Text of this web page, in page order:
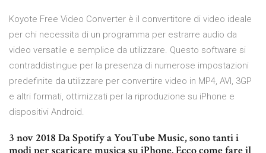
Koyote Free Video Converter è il convertitore di video ideale
per chi necessita di un programma per estrarre audio da
video versatile e semplice da utilizzare. Questo software si
contraddistingue per la presenza di numerose impostazioni
predefinite da utilizzare per convertire video in MP4, AVI, 3GP
e altri formati, ottimizzati per la riproduzione su iPhone e
dispositivi Android.
3 nov 2018 Da Spotify a YouTube Music, sono tanti i